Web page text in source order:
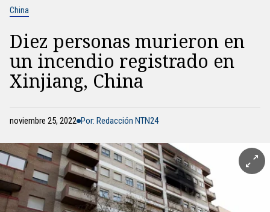
China
Diez personas murieron en
un incendio registrado en
Xinjiang, China
noviembre 25, 2022 Por: Redacción NTN24